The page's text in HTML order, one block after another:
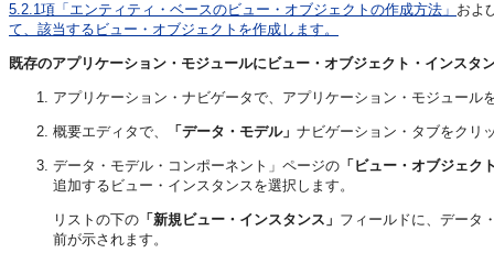
5.2.1項「エンティティ・ベースのビュー・オブジェクトの作成方法」 およ
て、該当するビュー・オブジェクトを作成します。
既存のアプリケーション・モジュールにビュー・オブジェクト・インスタ
アプリケーション・ナビゲータで、アプリケーション・モジュール
概要エディタで、 「データ・モデル」 ナビゲーション・タブをクリ
データ・モデル・コンポーネント」ページの 「ビュー・オブジェク
追加するビュー・インスタンスを選択します。
リストの下の 「新規ビュー・インスタンス」 フィールドに、データ
前が示されます。